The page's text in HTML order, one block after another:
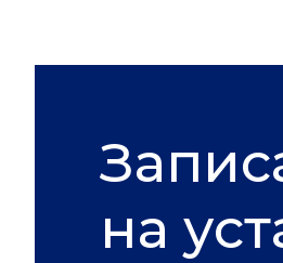
на